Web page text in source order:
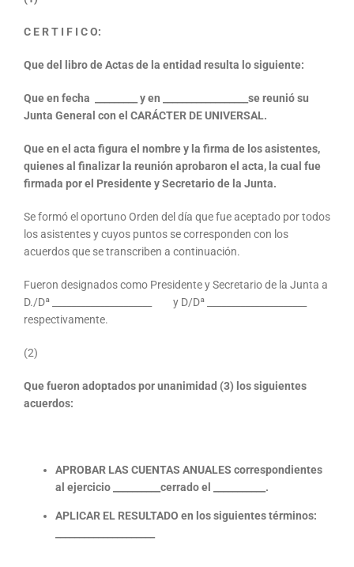
C E R T I F I C O:
Que del libro de Actas de la entidad resulta lo siguiente:
Que en fecha _________ y en __________________se reunió su
Junta General con el CARÁCTER DE UNIVERSAL.
Que en el acta figura el nombre y la firma de los asistentes,
quienes al finalizar la reunión aprobaron el acta, la cual fue
firmada por el Presidente y Secretario de la Junta.
Se formó el oportuno Orden del día que fue aceptado por todos
los asistentes y cuyos puntos se corresponden con los
acuerdos que se transcriben a continuación.
Fueron designados como Presidente y Secretario de la Junta a
D./Dª _____________________ y D/Dª _____________________
respectivamente.
(2)
Que fueron adoptados por unanimidad (3) los siguientes
acuerdos:
APROBAR LAS CUENTAS ANUALES correspondientes
al ejercicio __________cerrado el ___________.
APLICAR EL RESULTADO en los siguientes términos: